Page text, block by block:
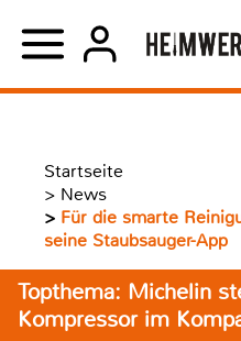
Startseite
> News
> Für die smarte
seine Staubsauger-App
Topthema: Michelin
Kompressor im